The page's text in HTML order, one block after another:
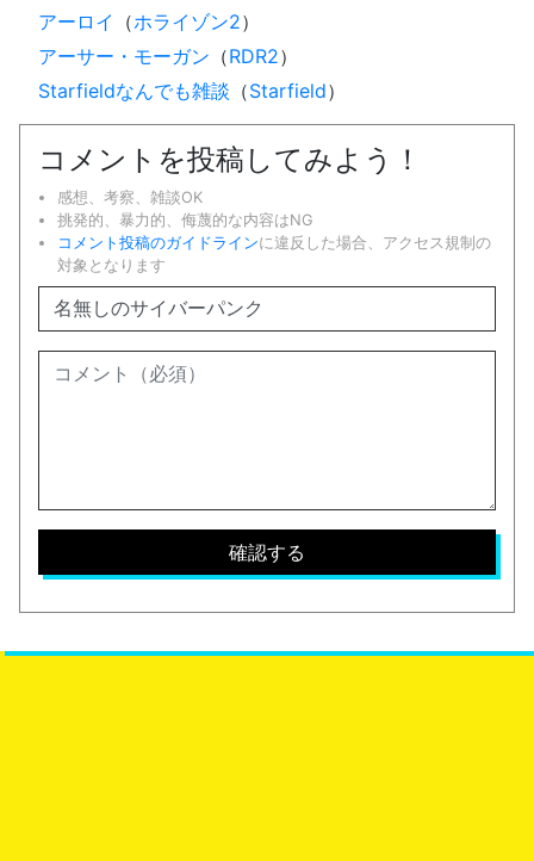
アーロイ
（ホライゾン2）
アーサー・モーガン （RDR2）
Starfieldなんでも雑談 （Starfield）
コメントを投稿してみよう！
感想、考察、雑談OK
挑発的、暴力的、侮蔑的な内容はNG
コメント投稿のガイドラインに違反した場合、アクセス規制の
対象となります